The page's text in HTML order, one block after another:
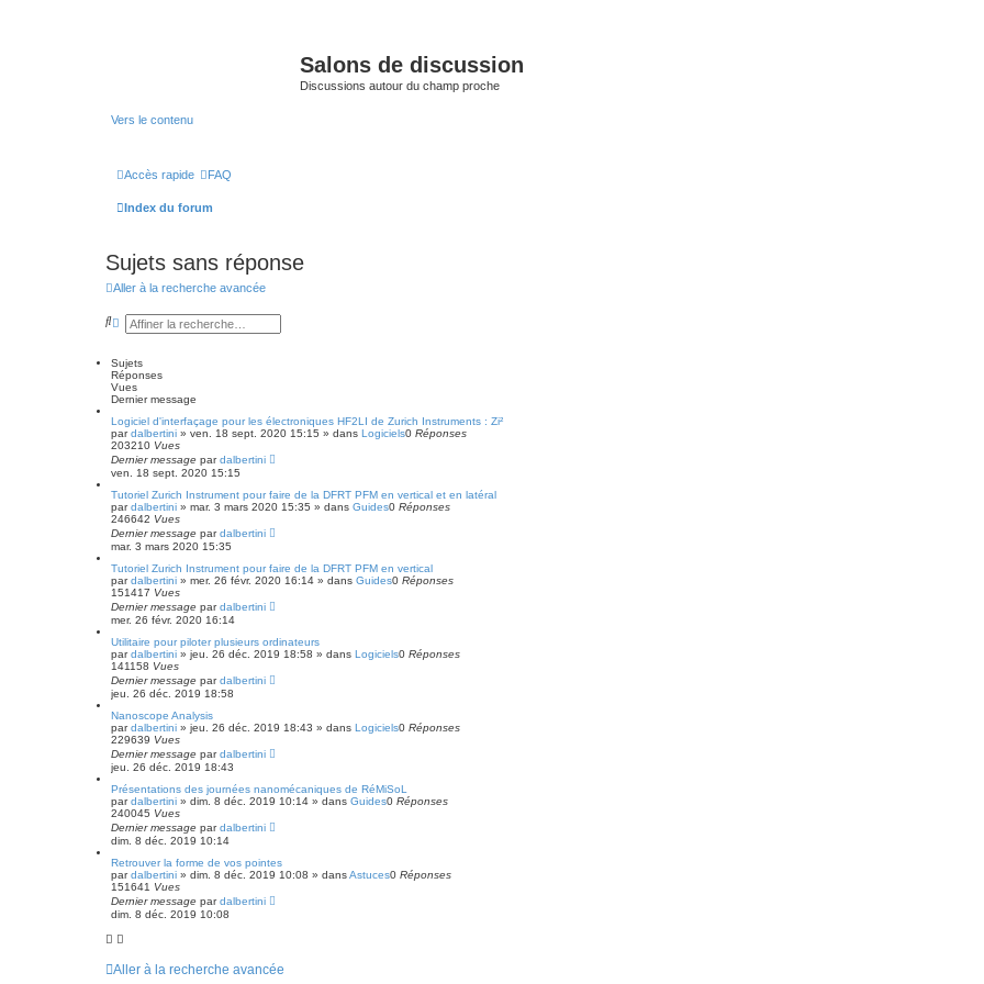
Salons de discussion
Discussions autour du champ proche
Vers le contenu
Accès rapide FAQ
Index du forum
Sujets sans réponse
Aller à la recherche avancée
R
h
e
r
c
e
r
R
h
e
r
c
e
a
v
a
n
c
é
e
Sujets
Réponses
Vues
Dernier message
Logiciel d'interfaçage pour les électroniques HF2LI de Zurich Instruments : Zi²
pardalbertini » ven. 18 sept. 2020 15:15 » dans Logiciels0 Réponses
203210 Vues
Dernier message pardalbertini
ven. 18 sept. 2020 15:15
Tutoriel Zurich Instrument pour faire de la DFRT PFM en vertical et en latéral
pardalbertini » mar. 3 mars 2020 15:35 » dans Guides0 Réponses
246642 Vues
Dernier message pardalbertini
mar. 3 mars 2020 15:35
Tutoriel Zurich Instrument pour faire de la DFRT PFM en vertical
pardalbertini » mer. 26 févr. 2020 16:14 » dans Guides0 Réponses
151417 Vues
Dernier message pardalbertini
mer. 26 févr. 2020 16:14
Utilitaire pour piloter plusieurs ordinateurs
pardalbertini » jeu. 26 déc. 2019 18:58 » dans Logiciels0 Réponses
141158 Vues
Dernier message pardalbertini
jeu. 26 déc. 2019 18:58
Nanoscope Analysis
pardalbertini » jeu. 26 déc. 2019 18:43 » dans Logiciels0 Réponses
229639 Vues
Dernier message pardalbertini
jeu. 26 déc. 2019 18:43
Présentations des journées nanomécaniques de RéMiSoL
pardalbertini » dim. 8 déc. 2019 10:14 » dans Guides0 Réponses
240045 Vues
Dernier message pardalbertini
dim. 8 déc. 2019 10:14
Retrouver la forme de vos pointes
pardalbertini » dim. 8 déc. 2019 10:08 » dansAstuces0 Réponses
151641 Vues
Dernier message pardalbertini
dim. 8 déc. 2019 10:08
Aller à la recherche avancée